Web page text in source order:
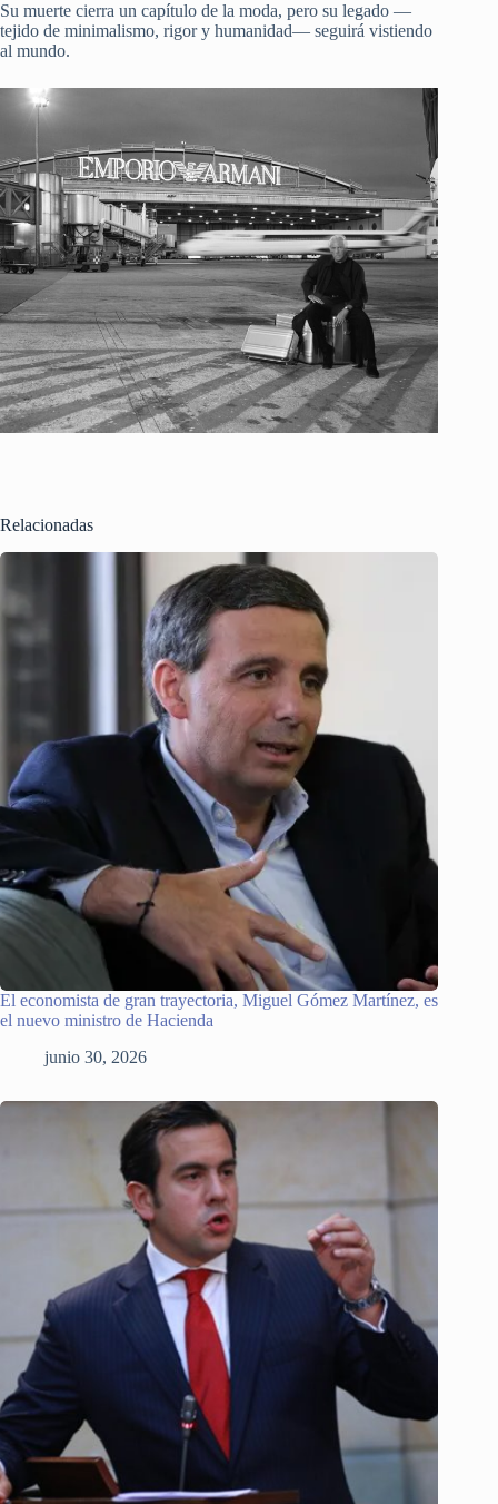
Su muerte cierra un capítulo de la moda, pero su legado —
tejido de minimalismo, rigor y humanidad— seguirá vistiendo
al mundo.
Relacionadas
El economista de gran trayectoria, Miguel Gómez Martínez, es
el nuevo ministro de Hacienda
junio 30, 2026